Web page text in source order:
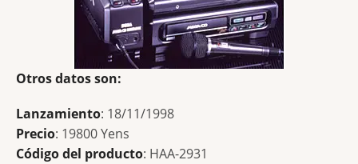
Otros datos son:
Lanzamiento: 18/11/1998
Precio: 19800 Yens
Código del producto: HAA-2931